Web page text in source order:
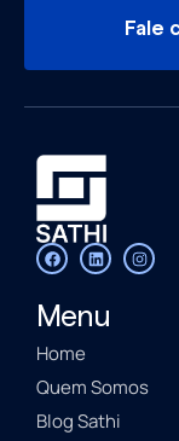
Fale
Menu
Home
Quem Somos
Blog Sathi